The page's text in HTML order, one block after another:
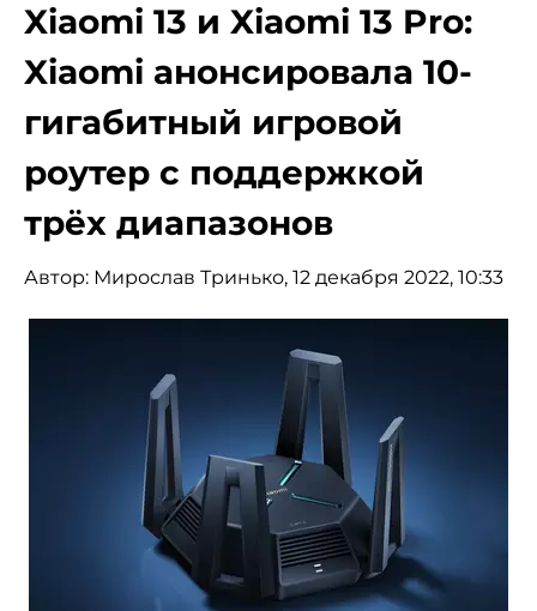
Xiaomi 13 и Xiaomi 13 Pro:
Xiaomi анонсировала 10-
гигабитный игровой
роутер с поддержкой
трёх диапазонов
Автор: Мирослав Тринько, 12 декабря 2022, 10:33